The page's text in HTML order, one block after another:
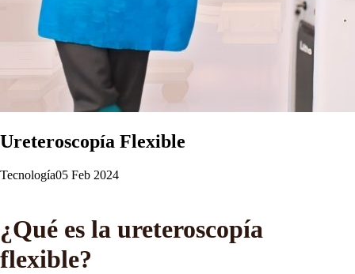
Ureteroscopía Flexible
Tecnología05 Feb 2024
¿Qué es la ureteroscopía
flexible?